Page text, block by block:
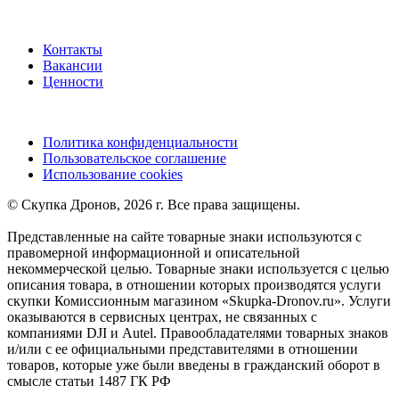
Контакты
Вакансии
Ценности
Политика конфиденциальности
Пользовательское соглашение
Использование cookies
©️ Скупка Дронов, 2026 г. Все права защищены.
Представленные на сайте товарные знаки используются с
правомерной информационной и описательной
некоммерческой целью. Товарные знаки используется с целью
описания товара, в отношении которых производятся услуги
скупки Комиссионным магазином «Skupka-Dronov.ru». Услуги
оказываются в сервисных центрах, не связанных с
компаниями DJI и Autel. Правообладателями товарных знаков
и/или с ее официальными представителями в отношении
товаров, которые уже были введены в гражданский оборот в
смысле статьи 1487 ГК РФ